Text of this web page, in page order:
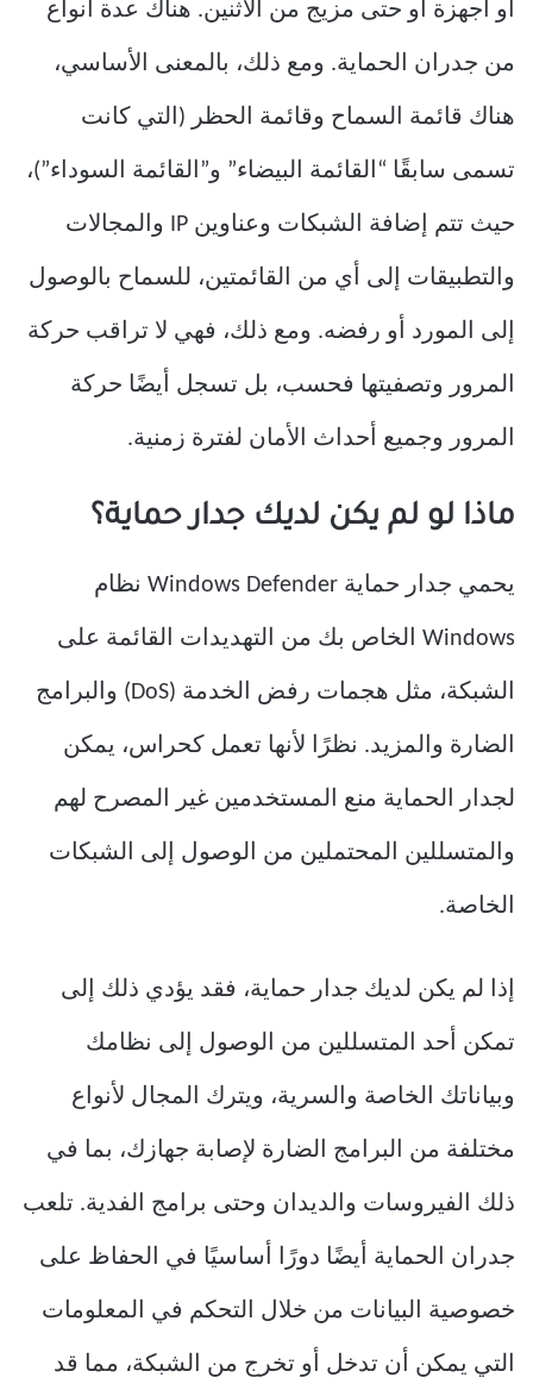
أو أجهزة أو حتى مزيج من الاثنين. هناك عدة أنواع
من جدران الحماية. ومع ذلك، بالمعنى الأساسي،
هناك قائمة السماح وقائمة الحظر (التي كانت
تسمى سابقًا “القائمة البيضاء” و”القائمة السوداء”)،
حيث تتم إضافة الشبكات وعناوين IP والمجالات
والتطبيقات إلى أي من القائمتين، للسماح بالوصول
إلى المورد أو رفضه. ومع ذلك، فهي لا تراقب حركة
المرور وتصفيتها فحسب، بل تسجل أيضًا حركة
المرور وجميع أحداث الأمان لفترة زمنية.
ماذا لو لم يكن لديك جدار حماية؟
يحمي جدار حماية Windows Defender نظام
Windows الخاص بك من التهديدات القائمة على
الشبكة، مثل هجمات رفض الخدمة (DoS) والبرامج
الضارة والمزيد. نظرًا لأنها تعمل كحراس، يمكن
لجدار الحماية منع المستخدمين غير المصرح لهم
والمتسللين المحتملين من الوصول إلى الشبكات
الخاصة.
إذا لم يكن لديك جدار حماية، فقد يؤدي ذلك إلى
تمكن أحد المتسللين من الوصول إلى نظامك
وبياناتك الخاصة والسرية، ويترك المجال لأنواع
مختلفة من البرامج الضارة لإصابة جهازك، بما في
ذلك الفيروسات والديدان وحتى برامج الفدية. تلعب
جدران الحماية أيضًا دورًا أساسيًا في الحفاظ على
خصوصية البيانات من خلال التحكم في المعلومات
التي يمكن أن تدخل أو تخرج من الشبكة، مما قد